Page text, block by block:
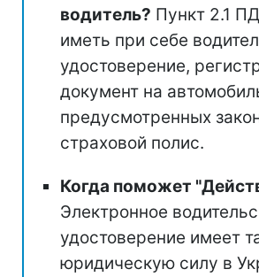
водитель? Пункт 2.1
иметь при себе
удостоверение,
документ на
предусмотренных
страховой полис.
Когда поможет
Электронное
удостоверение имеет
юридическую силу в